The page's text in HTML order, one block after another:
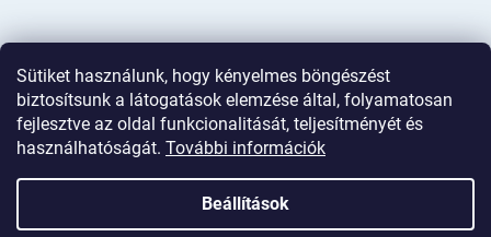
Sütiket használunk, hogy kényelmes böngészést
biztosítsunk a látogatások elemzése által, folyamatosan
fejlesztve az oldal funkcionalitását, teljesítményét és
használhatóságát. További információk
Beállítások